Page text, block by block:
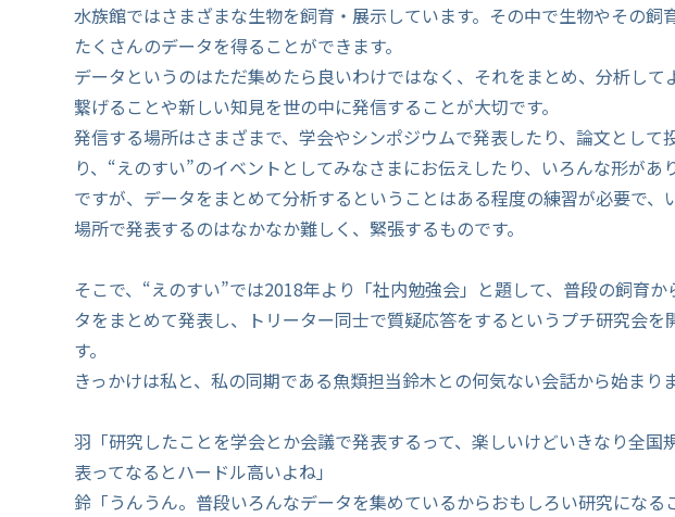
水族館ではさまざまな生物を飼育・展示しています。その中で生物やその飼
たくさんのデータを得ることができます。
データというのはただ集めたら良いわけではなく、それをまとめ、分析して
繋げることや新しい知見を世の中に発信することが大切です。
発信する場所はさまざまで、学会やシンポジウムで発表したり、論文として
り、“えのすい”のイベントとしてみなさまにお伝えしたり、いろんな形があり
ですが、データをまとめて分析するということはある程度の練習が必要で、
場所で発表するのはなかなか難しく、緊張するものです。
そこで、“えのすい”では2018年より「社内勉強会」と題して、普段の飼育か
タをまとめて発表し、トリーター同士で質疑応答をするというプチ研究会を
す。
きっかけは私と、私の同期である魚類担当鈴木との何気ない会話から始まり
羽「研究したことを学会とか会議で発表するって、楽しいけどいきなり全国
表ってなるとハードル高いよね」
鈴「うんうん。普段いろんなデータを集めているからおもしろい研究になる